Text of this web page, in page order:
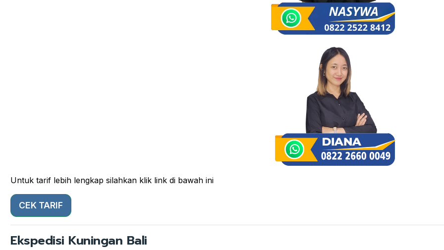
Untuk tarif lebih lengkap silahkan klik link di bawah ini
CEK TARIF
Ekspedisi Kuningan Bali